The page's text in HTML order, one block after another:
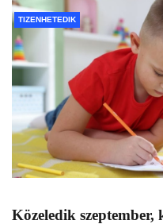
TIZENHETEDIK
Közeledik szeptember,